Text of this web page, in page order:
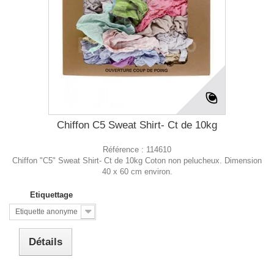
Chiffon C5 Sweat Shirt- Ct de 10kg
Référence : 114610
Chiffon "C5" Sweat Shirt- Ct de 10kg Coton non pelucheux. Dimension
40 x 60 cm environ.
Etiquettage
Etiquette anonyme
Détails